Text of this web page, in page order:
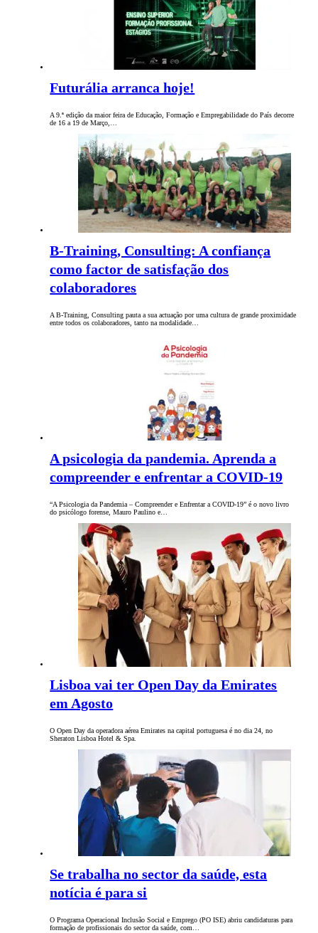
Futurália arranca hoje!
A 9.ª edição da maior feira de Educação, Formação e Empregabilidade do País decorre
de 16 a 19 de Março,…
B-Training, Consulting: A confiança
como factor de satisfação dos
colaboradores
A B-Training, Consulting pauta a sua actuação por uma cultura de grande proximidade
entre todos os colaboradores, tanto na modalidade…
A psicologia da pandemia. Aprenda a
compreender e enfrentar a COVID-19
“A Psicologia da Pandemia – Compreender e Enfrentar a COVID-19” é o novo livro
do psicólogo forense, Mauro Paulino e…
Lisboa vai ter Open Day da Emirates
em Agosto
O Open Day da operadora aérea Emirates na capital portuguesa é no dia 24, no
Sheraton Lisboa Hotel & Spa.
Se trabalha no sector da saúde, esta
notícia é para si
O Programa Operacional Inclusão Social e Emprego (PO ISE) abriu candidaturas para
formação de profissionais do sector da saúde, com…